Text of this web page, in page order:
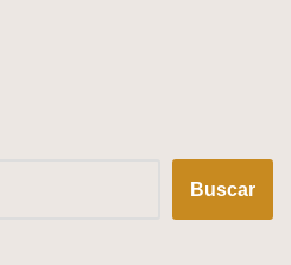
Buscar